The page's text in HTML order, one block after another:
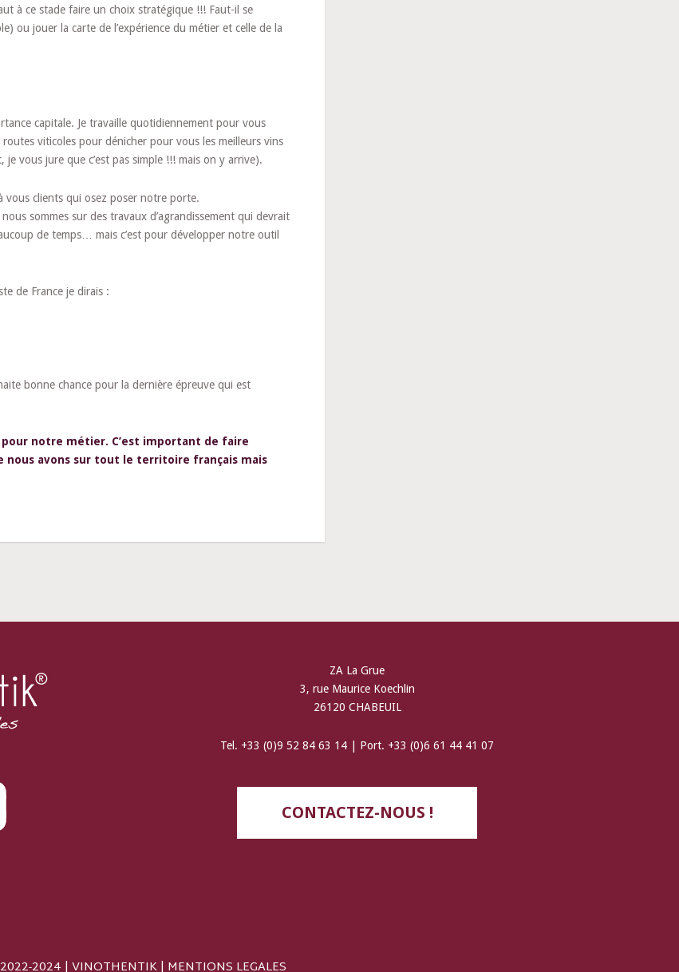
à ce stade faire un choix stratégique !!! Faut-il se
ou jouer la carte de l’expérience du métier et celle de la
capitale. Je travaille quotidiennement pour vous
viticoles pour dénicher pour vous les meilleurs vins
vous jure que c’est pas simple !!! mais on y arrive).
vous clients qui osez poser notre porte.
sommes sur des travaux d’agrandissement qui devrait
de temps… mais c’est pour développer notre outil
de France je dirais :
bonne chance pour la dernière épreuve qui est
notre métier. C’est important de faire
avons sur tout le territoire français mais
ZA La Grue
3, rue Maurice Koechlin
26120 CHABEUIL
Tel. +33 (0)9 52 84 63 14 | Port. +33 (0)6 61 44 41 07
CONTACTEZ-NOUS !
2022-2024 | VINOTHENTIK | MENTIONS LEGALES